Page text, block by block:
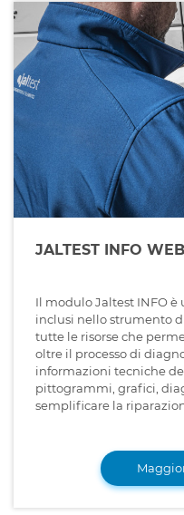
JALTEST INFO WEB
Il modulo Jaltest INFO
inclusi nello strumento
tutte le risorse che
oltre il processo di
informazioni tecniche
pittogrammi, grafici,
semplificare la